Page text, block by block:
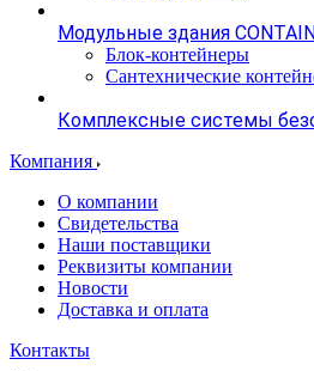
Модульные здания
Блок-контейнеры
Сантехнические
Комплексные системы
Компания
О компании
Свидетельства
Наши поставщики
Реквизиты компании
Новости
Доставка и оплата
Контакты